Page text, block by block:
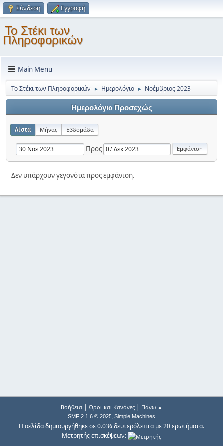
Σύνδεση Εγγραφή
Το Στέκι των
Πληροφορικών
Main Menu
Το Στέκι των Πληροφορικών ► Ημερολόγιο ► Νοέμβριος 2023
Ημερολόγιο Προσεχώς
Λίστα Μήνας Εβδομάδα
Προς
Δεν υπάρχουν γεγονότα προς εμφάνιση.
Βοήθεια| Όροι και Κανόνες| Πάνω ▲
SMF 2.1.6 © 2025, Simple Machines
Η σελίδα δημιουργήθηκε σε 0.036 δευτερόλεπτα με 20 ερωτήματα.
Μετρητής επισκέψεων: